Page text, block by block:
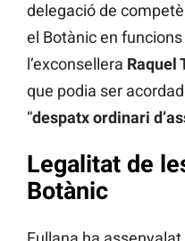
delegació de
el Botànic en
l’exconsellera Raquel
que podia ser
“despatx ordinari
Legalitat de
Botànic